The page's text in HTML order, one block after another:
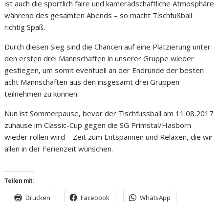
ist auch die sportlich faire und kameradschaftliche Atmosphäre
während des gesamten Abends – so macht Tischfußball
richtig Spaß.
Durch diesen Sieg sind die Chancen auf eine Platzierung unter
den ersten drei Mannschaften in unserer Gruppe wieder
gestiegen, um somit eventuell an der Endrunde der besten
acht Mannschaften aus den insgesamt drei Gruppen
teilnehmen zu können.
Nun ist Sommerpause, bevor der Tischfussball am 11.08.2017
zuhause im Classic-Cup gegen die SG Primstal/Hasborn
wieder rollen wird – Zeit zum Entspannen und Relaxen, die wir
allen in der Ferienzeit wünschen.
Teilen mit:
Drucken Facebook WhatsApp